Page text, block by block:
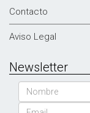
Contacto
Aviso Legal
Newsletter
Nombre
Email